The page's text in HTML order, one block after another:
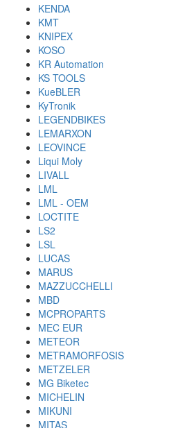
KENDA
KMT
KNIPEX
KOSO
KR Automation
KS TOOLS
KueBLER
KyTronik
LEGENDBIKES
LEMARXON
LEOVINCE
Liqui Moly
LIVALL
LML
LML - OEM
LOCTITE
LS2
LSL
LUCAS
MARUS
MAZZUCCHELLI
MBD
MCPROPARTS
MEC EUR
METEOR
METRAMORFOSIS
METZELER
MG Biketec
MICHELIN
MIKUNI
MITAS